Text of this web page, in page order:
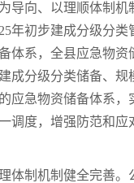
导向、以理顺体制机
年初步建成分级分
体系，全县应急物资
成分级分类储备、规
应急物资储备体系，
调度，增强防范和应
制机制健全完善。